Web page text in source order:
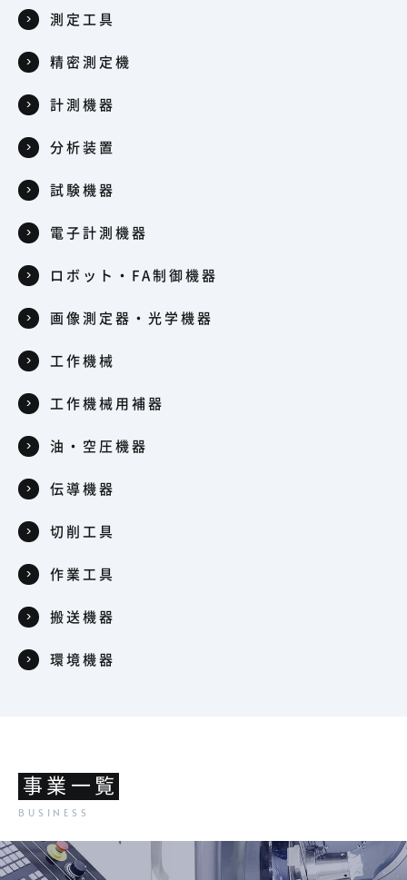
測定工具
精密測定機
計測機器
分析装置
試験機器
電子計測機器
ロボット・FA制御機器
画像測定器・光学機器
工作機械
工作機械用補器
油・空圧機器
伝導機器
切削工具
作業工具
搬送機器
環境機器
事業一覧